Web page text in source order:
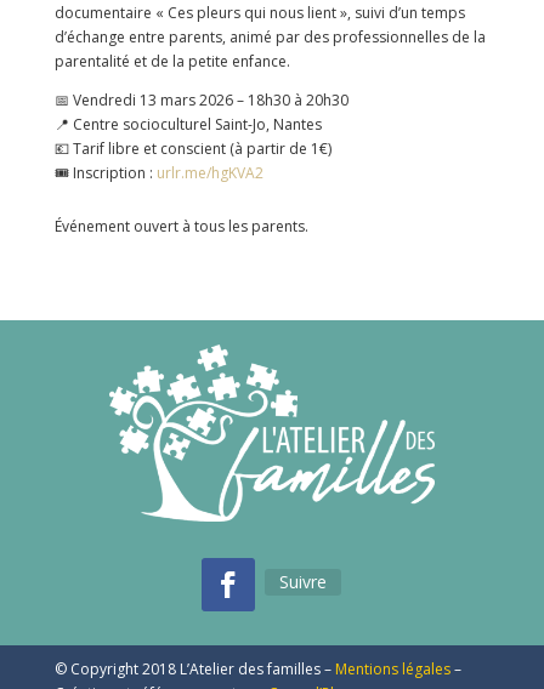
documentaire « Ces pleurs qui nous lient », suivi d’un temps
d’échange entre parents, animé par des professionnelles de la
parentalité et de la petite enfance.
📅 Vendredi 13 mars 2026 – 18h30 à 20h30
📍 Centre socioculturel Saint-Jo, Nantes
💶 Tarif libre et conscient (à partir de 1€)
🎟️ Inscription : urlr.me/hgKVA2
Événement ouvert à tous les parents.
Suivre
© Copyright 2018 L’Atelier des familles – Mentions légales–